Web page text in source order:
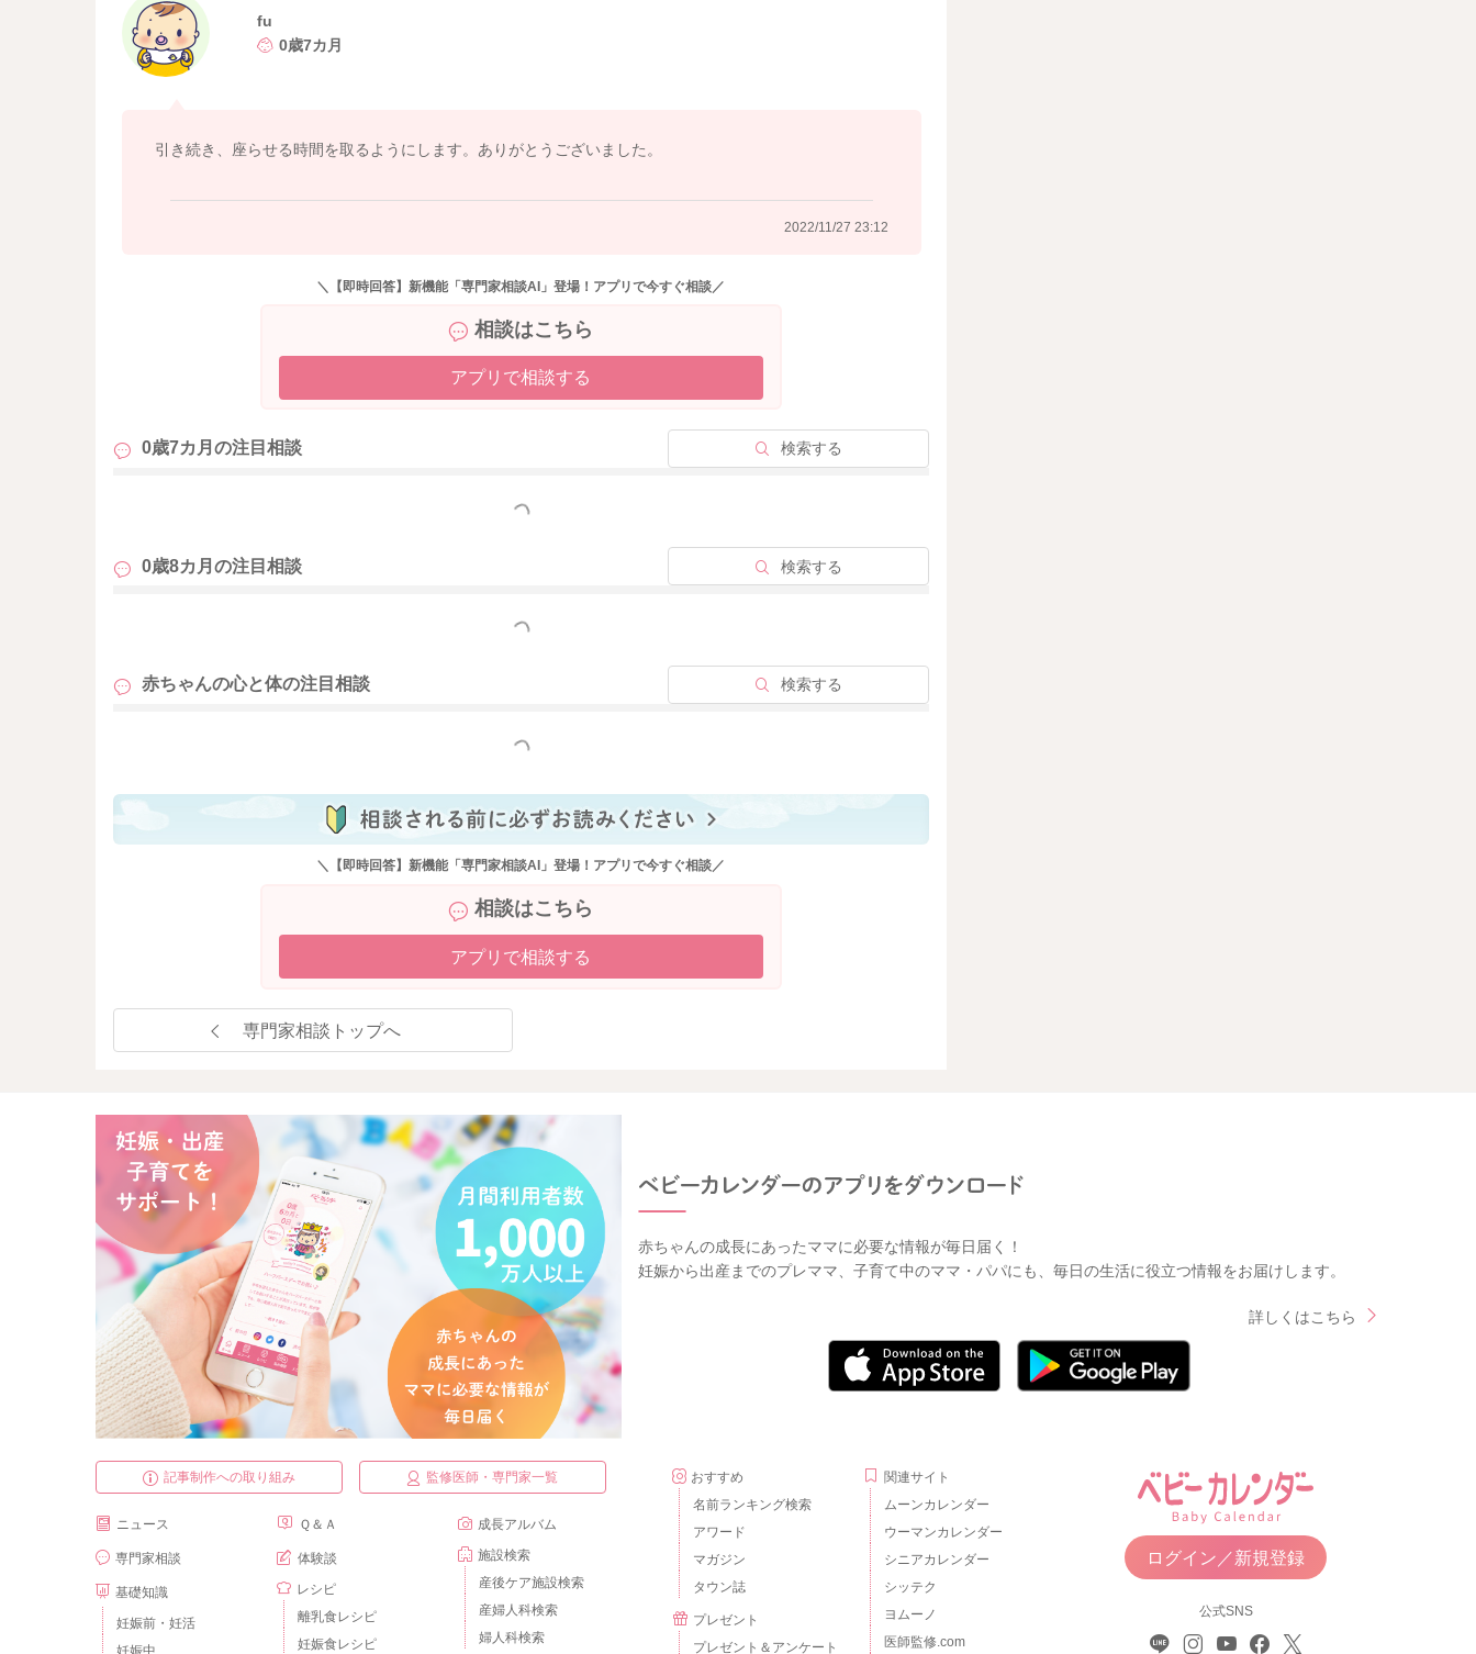
fu
0歳7カ月
引き続き、座らせる時間を取るようにします。ありがとうございました。
2022/11/27 23:12
＼【即時回答】新機能「専門家相談AI」登場！アプリで今すぐ相談／
相談はこちら
アプリで相談する
0歳7カ月の注目相談 検索する
もっと見る
0歳8カ月の注目相談 検索する
もっと見る
赤ちゃんの心と体の注目相談 検索する
もっと見る
＼【即時回答】新機能「専門家相談AI」登場！アプリで今すぐ相談／
相談はこちら
アプリで相談する
専門家相談トップへ
赤ちゃんの成長にあったママに必要な情報が毎日届く！
妊娠から出産までのプレママ、子育て中のママ・パパにも、毎日の生活に役立つ情報をお届けします。
詳しくはこちら
記事制作への取り組み 監修医師・専門家一覧
ニュース
専門家相談
基礎知識
妊娠前・妊活
妊娠中
Ｑ＆Ａ
体験談
レシピ
離乳食レシピ
妊娠食レシピ
成長アルバム
施設検索
産後ケア施設検索
産婦人科検索
婦人科検索
おすすめ
名前ランキング検索
アワード
マガジン
タウン誌
プレゼント
プレゼント＆アンケート
関連サイト
ムーンカレンダー
ウーマンカレンダー
シニアカレンダー
シッテク
ヨムーノ
医師監修.com
ログイン／新規登録
公式SNS